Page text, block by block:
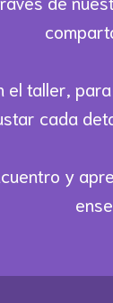
taller,
cada
y